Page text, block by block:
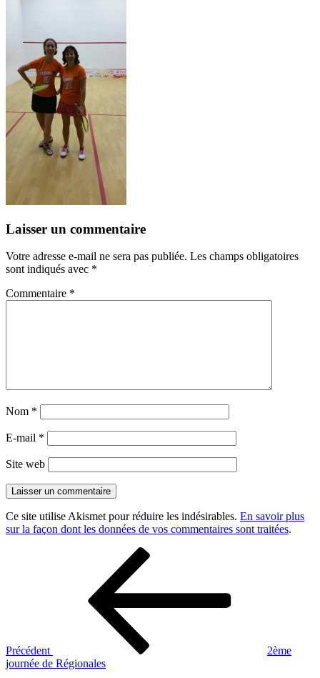
Laisser un commentaire
Votre adresse e-mail ne sera pas publiée. Les champs obligatoires
sont indiqués avec *
Commentaire *
Nom *
E-mail *
Site web
Ce site utilise Akismet pour réduire les indésirables. En savoir plus
sur la façon dont les données de vos commentaires sont traitées.
Précédent
2ème
journée de Régionales